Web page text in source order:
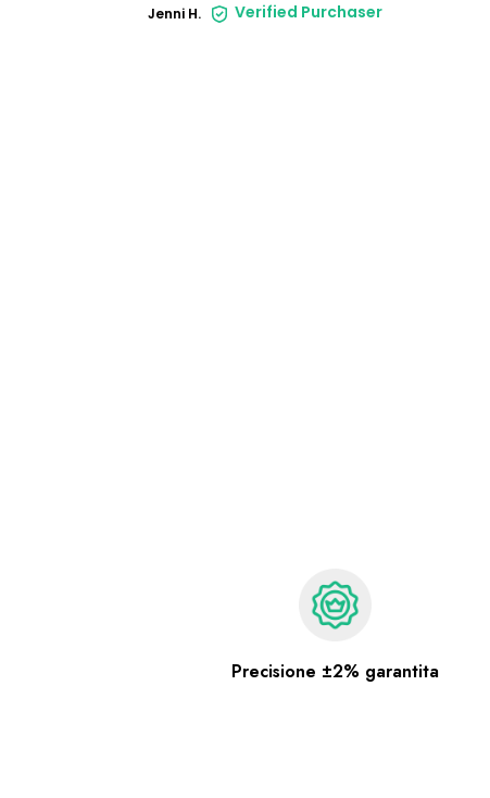
Jenni H. Verified Purchaser
Precisione ±2% garantita